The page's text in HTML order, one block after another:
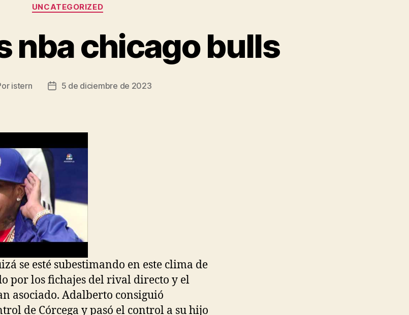
Categorías
UNCATEGORIZED
nba chicago bulls
istern
Fecha5 de diciembre de 2023
se esté subestimando en este clima de
por los fichajes del rival directo y el
asociado. Adalberto consiguió
de Córcega y pasó el control a su hijo